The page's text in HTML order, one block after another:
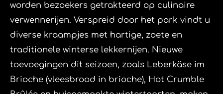
worden bezoekers getrakteerd op culinaire
verwennerijen. Verspreid door het park vindt u
diverse kraampjes met hartige, zoete en
traditionele winterse lekkernijen. Nieuwe
toevoegingen dit seizoen, zoals Leberkäse im
Brioche (vleesbrood in brioche), Hot Crumble